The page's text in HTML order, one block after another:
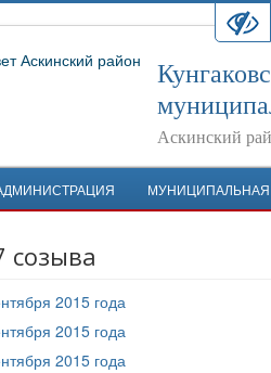
Аскинский
созыва
2015 года
2015 года
2015 года